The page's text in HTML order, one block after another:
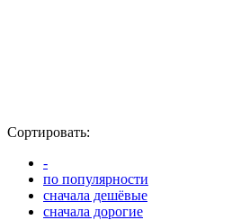
Сортировать:
-
по популярности
сначала дешёвые
сначала дорогие